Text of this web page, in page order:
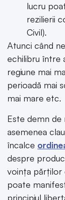
lucru
rezilierii
Civil).
Atunci când
echilibru între
regiune mai
perioadă mai
mai mare etc.
Este demn
asemenea
încalce
despre
voința părților
poate
principiul